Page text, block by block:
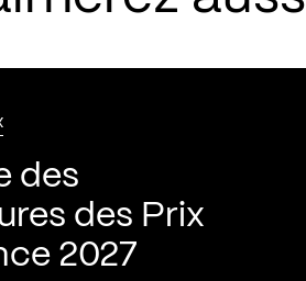
des
des Prix
2027